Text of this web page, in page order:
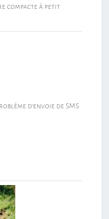
compacte à petit
d’envoie de SMS